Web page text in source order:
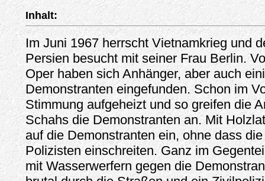
Inhalt:
Im Juni 1967 herrscht Vietnamkrieg und
Persien besucht mit seiner Frau Berlin.
Oper haben sich Anhänger, aber auch
Demonstranten eingefunden. Schon im
Stimmung aufgeheizt und so greifen die
Schahs die Demonstranten an. Mit
auf die Demonstranten ein, ohne dass
Polizisten einschreiten. Ganz im
mit Wasserwerfern gegen die